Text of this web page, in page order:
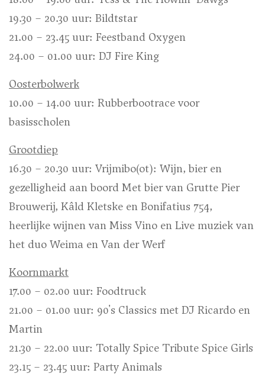
19.30 – 20.30 uur: Bildtstar
21.00 – 23.45 uur: Feestband Oxygen
24.00 – 01.00 uur: DJ Fire King
Oosterbolwerk
10.00 – 14.00 uur: Rubberbootrace voor
basisscholen
Grootdiep
16.30 – 20.30 uur: Vrijmibo(ot): Wijn, bier en
gezelligheid aan boord Met bier van Grutte Pier
Brouwerij, Kâld Kletske en Bonifatius 754,
heerlijke wijnen van Miss Vino en Live muziek van
het duo Weima en Van der Werf
Koornmarkt
17.00 – 02.00 uur: Foodtruck
21.00 – 01.00 uur: 90's Classics met DJ Ricardo en
Martin
21.30 – 22.00 uur: Totally Spice Tribute Spice Girls
23.15 – 23.45 uur: Party Animals